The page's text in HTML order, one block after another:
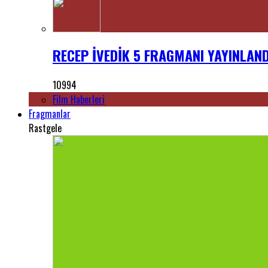
RECEP İVEDİK 5 FRAGMANI
10994
Film Haberleri
Fragmanlar
Rastgele